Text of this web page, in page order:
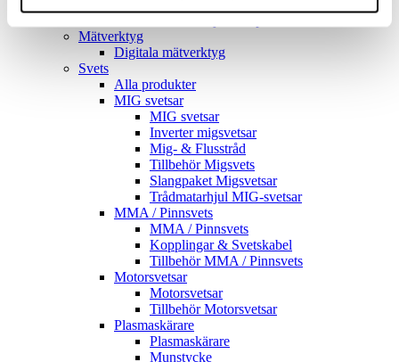
Mätverktyg
Digitala mätverktyg
Svets
Alla produkter
MIG svetsar
MIG svetsar
Inverter migsvetsar
Mig- & Flusstråd
Tillbehör Migsvets
Slangpaket Migsvetsar
Trådmatarhjul MIG-svetsar
MMA / Pinnsvets
MMA / Pinnsvets
Kopplingar & Svetskabel
Tillbehör MMA / Pinnsvets
Motorsvetsar
Motorsvetsar
Tillbehör Motorsvetsar
Plasmaskärare
Plasmaskärare
Munstycke